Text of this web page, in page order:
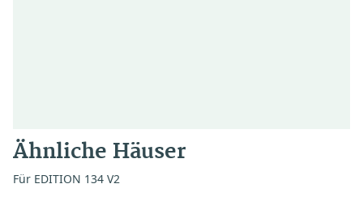
Ähnliche Häuser
Für EDITION 134 V2